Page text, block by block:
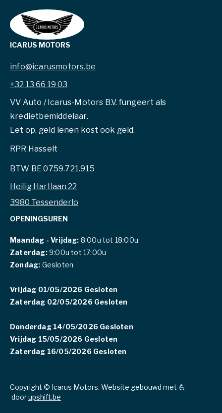
ICARUS MOTORS
info@icarusmotors.be
+32 13 66 19 03
VV Auto / Icarus-Motors B.V. fungeert als
kredietbemiddelaar.
Let op, geld lenen kost ook geld.
RPR Hasselt
BTW BE 0759.721.915
Heilig Hartlaan 22
3980 Tessenderlo
OPENINGSUREN
Maandag - Vrijdag: 8:00u tot 18:00u
Zaterdag:9:00u tot 17:00u
Zondag: Gesloten
Vrijdag 01/05/2026 Gesloten
Zaterdag 02/05/2026 Gesloten
Donderdag 14/05/2026 Gesloten
Vrijdag 15/05/2026 Gesloten
Zaterdag 16/05/2026 Gesloten
Copyright © Icarus Motors. Website gebouwd met 💪
doorupshift.be